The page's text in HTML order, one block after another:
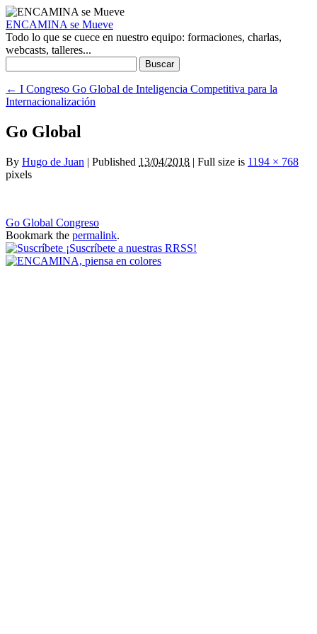
ENCAMINA se Mueve
Todo lo que se cuece en nuestro equipo: formaciones, charlas,
webcasts, talleres...
← I Congreso Go Global de Inteligencia Competitiva para la
Internacionalización
Go Global
By Hugo de Juan | Published 13/04/2018 | Full size is 1194 × 768
pixels
Go Global Congreso
Bookmark the permalink.
¡Suscríbete a nuestras RRSS!